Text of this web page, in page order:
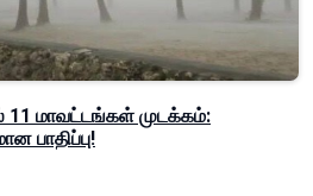
மாவட்டங்கள் முடக்கம்:
பாதிப்பு!